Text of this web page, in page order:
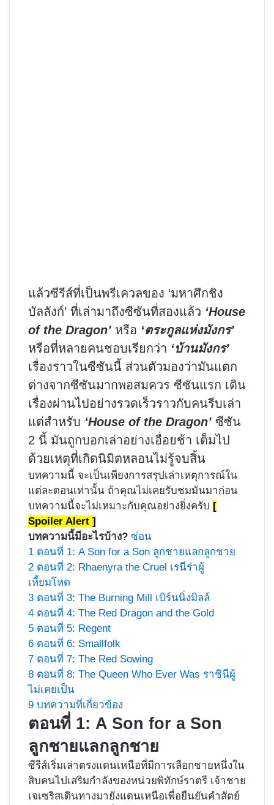
แล้วซีรีส์ที่เป็นพรีเควลของ ‘มหาศึกชิง
บัลลังก์’ ที่เล่ามาถึงซีซันที่สองแล้ว ‘House
of the Dragon’ หรือ ‘ตระกูลแห่งมังกร’
หรือที่หลายคนชอบเรียกว่า ‘บ้านมังกร’
เรื่องราวในซีซันนี้ ส่วนตัวมองว่ามันแตก
ต่างจากซีซันมากพอสมควร ซีซันแรก เดิน
เรื่องผ่านไปอย่างรวดเร็วราวกับคนรีบเล่า
แต่สำหรับ ‘House of the Dragon’ ซีซัน
2 นี้ มันถูกบอกเล่าอย่างเอื่อยช้า เต็มไป
ด้วยเหตุที่เกิดนิมิตหลอนไม่รู้จบสิ้น
บทความนี้ จะเป็นเพียงการสรุปเล่าเหตุการณ์ใน
แต่ละตอนเท่านั้น ถ้าคุณไม่เคยรับชมมันมาก่อน
บทความนี้จะไม่เหมาะกับคุณอย่างยิ่งครับ [
Spoiler Alert ]
บทความนี้มีอะไรบ้าง? ซ่อน
1 ตอนที่ 1: A Son for a Son ลูกชายแลกลูกชาย
2 ตอนที่ 2: Rhaenyra the Cruel เรนีร่าผู้
เหี้ยมโหด
3 ตอนที่ 3: The Burning Mill เบิร์นนิ่งมิลล์
4 ตอนที่ 4: The Red Dragon and the Gold
5 ตอนที่ 5: Regent
6 ตอนที่ 6: Smallfolk
7 ตอนที่ 7: The Red Sowing
8 ตอนที่ 8: The Queen Who Ever Was ราชินีผู้
ไม่เคยเป็น
9 บทความที่เกี่ยวข้อง
ตอนที่ 1: A Son for a Son
ลูกชายแลกลูกชาย
ซีรีส์เริ่มเล่าตรงแดนเหนือที่มีการเลือกชายหนึ่งใน
สิบคนไปเสริมกำลังของหน่วยพิทักษ์ราตรี เจ้าชาย
เจเซริสเดินทางมายังแดนเหนือเพื่อยืนยันคำสัตย์